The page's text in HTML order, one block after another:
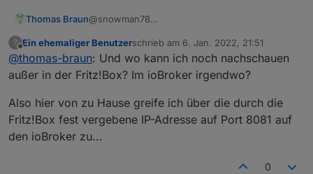
Thomas Braun@snowman78
nicht erreichbar.
Mit ShieldsUp! kann man aber auch mal
schauen:
https://www.grc.com/x/ne.dll?bh0bkyd2
?
Offline
Ein ehemaliger Benutzerschrieb am 6. Jan. 2022, 21:51
zuletzt editiert von
@thomas-braun: Und wo kann ich noch nachschauen
außer in der Fritz!Box? Im ioBroker irgendwo?
Also hier von zu Hause greife ich über die durch die
Fritz!Box fest vergebene IP-Adresse auf Port 8081 auf
den ioBroker zu...
0